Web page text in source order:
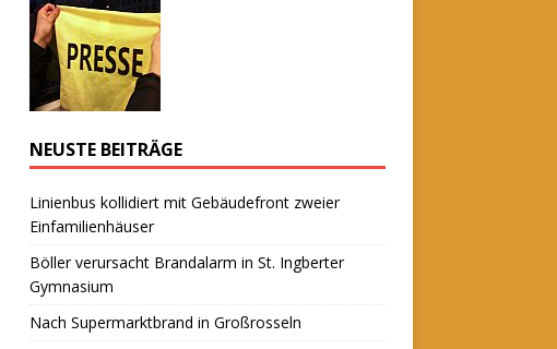
NEUSTE BEITRÄGE
Linienbus kollidiert mit Gebäudefront zweier
Einfamilienhäuser
Böller verursacht Brandalarm in St. Ingberter
Gymnasium
Nach Supermarktbrand in Großrosseln